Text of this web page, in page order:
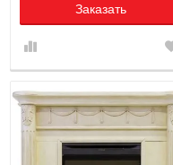
Заказать